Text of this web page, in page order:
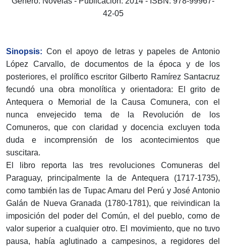
42-05
Sinopsis: Con el apoyo de letras y papeles de Antonio
López Carvallo, de documentos de la época y de los
posteriores, el prolífico escritor Gilberto Ramírez Santacruz
fecundó una obra monolítica y orientadora: El grito de
Antequera o Memorial de la Causa Comunera, con el
nunca envejecido tema de la Revolución de los
Comuneros, que con claridad y docencia excluyen toda
duda e incomprensión de los acontecimientos que
suscitara.
El libro reporta las tres revoluciones Comuneras del
Paraguay, principalmente la de Antequera (1717-1735),
como también las de Tupac Amaru del Perú y José Antonio
Galán de Nueva Granada (1780-1781), que reivindican la
imposición del poder del Común, el del pueblo, como de
valor superior a cualquier otro. El movimiento, que no tuvo
pausa, había aglutinado a campesinos, a regidores del